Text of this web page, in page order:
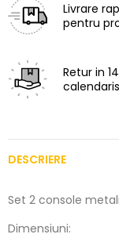
Livrare
pentru
Retur in
DESCRIERE
Set 2 console
Dimensiuni: